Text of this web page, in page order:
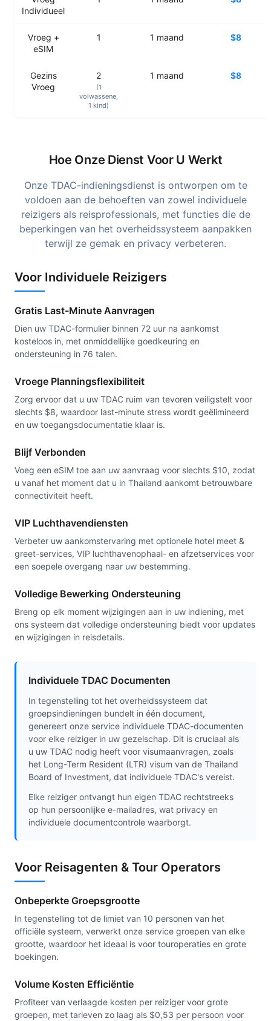
Individueel
Vroeg +
eSIM
1 1 maand $8
Gezins
Vroeg
2
(1
volwassene,
1 kind)
1 maand $8
Hoe Onze Dienst Voor U Werkt
Onze TDAC-indieningsdienst is ontworpen om te
voldoen aan de behoeften van zowel individuele
reizigers als reisprofessionals, met functies die de
beperkingen van het overheidssysteem aanpakken
terwijl ze gemak en privacy verbeteren.
Voor Individuele Reizigers
Gratis Last-Minute Aanvragen
Dien uw TDAC-formulier binnen 72 uur na aankomst
kosteloos in, met onmiddellijke goedkeuring en
ondersteuning in 76 talen.
Vroege Planningsflexibiliteit
Zorg ervoor dat u uw TDAC ruim van tevoren veiligstelt voor
slechts $8, waardoor last-minute stress wordt geëlimineerd
en uw toegangsdocumentatie klaar is.
Blijf Verbonden
Voeg een eSIM toe aan uw aanvraag voor slechts $10, zodat
u vanaf het moment dat u in Thailand aankomt betrouwbare
connectiviteit heeft.
VIP Luchthavendiensten
Verbeter uw aankomstervaring met optionele hotel meet &
greet-services, VIP luchthavenophaal- en afzetservices voor
een soepele overgang naar uw bestemming.
Volledige Bewerking Ondersteuning
Breng op elk moment wijzigingen aan in uw indiening, met
ons systeem dat volledige ondersteuning biedt voor updates
en wijzigingen in reisdetails.
Individuele TDAC Documenten
In tegenstelling tot het overheidssysteem dat
groepsindieningen bundelt in één document,
genereert onze service individuele TDAC-documenten
voor elke reiziger in uw gezelschap. Dit is cruciaal als
u uw TDAC nodig heeft voor visumaanvragen, zoals
het Long-Term Resident (LTR) visum van de Thailand
Board of Investment, dat individuele TDAC's vereist.
Elke reiziger ontvangt hun eigen TDAC rechtstreeks
op hun persoonlijke e-mailadres, wat privacy en
individuele documentcontrole waarborgt.
Voor Reisagenten & Tour Operators
Onbeperkte Groepsgrootte
In tegenstelling tot de limiet van 10 personen van het
officiële systeem, verwerkt onze service groepen van elke
grootte, waardoor het ideaal is voor touroperaties en grote
boekingen.
Volume Kosten Efficiëntie
Profiteer van verlaagde kosten per reiziger voor grote
groepen, met tarieven zo laag als $0,53 per persoon voor